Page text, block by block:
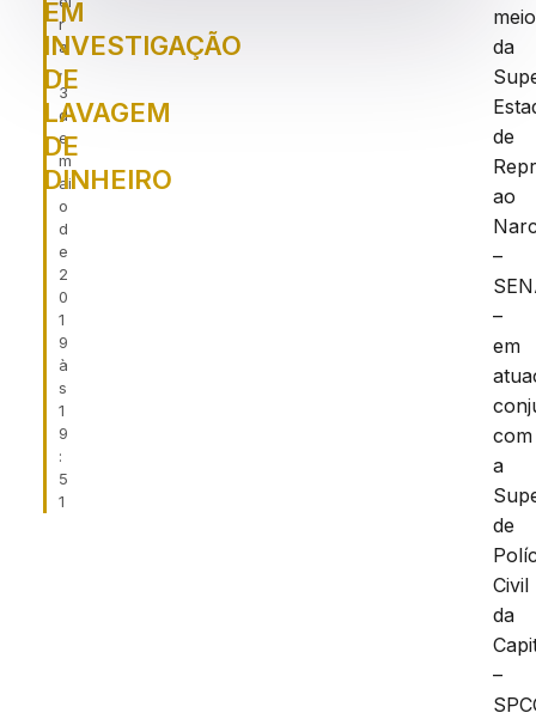
r
a
,
3
d
e
m
ai
o
d
e
2
0
1
9
à
s
1
9
:
5
1
EM
INVESTIGAÇÃO
DE
LAVAGEM
DE
DINHEIRO
meio
da
de
ao
–
–
em
com
a
de
Civil
da
–